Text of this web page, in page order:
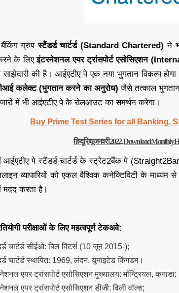
बैंकिंग ग्रुपस्टैंडर्ड चार्टर्ड (Standard Chartered) ने
के लिएइंटरनेशनल एयर ट्रांसपोर्ट एसोसिएशन
की है। आईएटीए पे एक नया भुगतान विकल्प
कलेक्ट (भुगतान करने का अनुरोध)जैसे तत्काल भुगतान
में भी आईएटीए पे के रोलआउट का समर्थन करेगा।
Buy Prime Test Series for all Banking,
हिन्दू रिव्यू जनवरी 2022, Download
आईएटीए पे स्टैंडर्ड चार्टर्ड के स्ट्रेट2बैंक पे
व्यापारियों को एकल वैश्विक कनेक्टिविटी के
मदद करता है।
परीक्षाओं के लिए महत्वपूर्ण टेकअवे:
चार्टर्ड सीईओ: बिल विंटर्स (10 जून 2015-);
चार्टर्ड स्थापित: 1969, लंदन, यूनाइटेड किंगडम।
एयर ट्रांसपोर्ट एसोसिएशन मुख्यालय: मॉन्ट्रियल, कनाडा;
एयर ट्रांसपोर्ट एसोसिएशन डीजी: विली वॉल्श;